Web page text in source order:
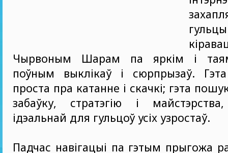
Чырвоным Шарам па яркім і
поўным выклікаў і сюрпрызаў.
проста пра катанне і скачкі; гэта
забаўку, стратэгію і
ідэальнай для гульцоў усіх узростаў.
Падчас навігацыі па гэтым прыгожа